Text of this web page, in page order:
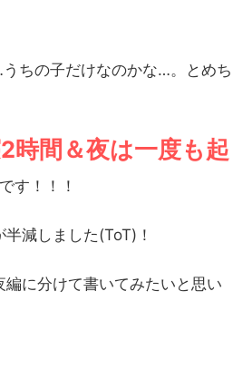
ちの子だけなのかな…。とめち
時間＆夜は一度も起
す！！！
減しました(ToT)！
に分けて書いてみたいと思い